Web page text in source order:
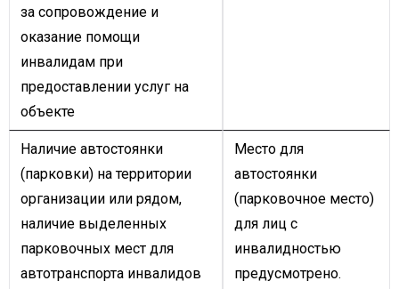
за сопровождение и
оказание помощи
инвалидам при
предоставлении услуг на
объекте
Наличие автостоянки
(парковки) на территории
организации или рядом,
наличие выделенных
парковочных мест для
автотранспорта инвалидов
Место для
автостоянки
(парковочное место)
для лиц с
инвалидностью
предусмотрено.